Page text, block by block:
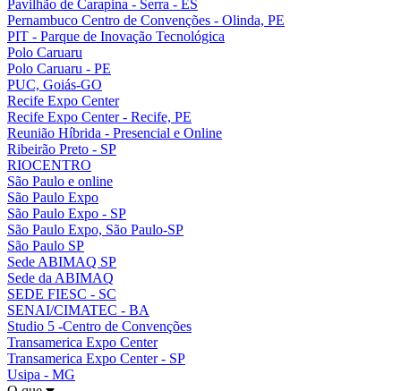
Pavilhão de Carapina - Serra - ES
Pernambuco Centro de Convenções - Olinda, PE
PIT - Parque de Inovação Tecnológica
Polo Caruaru
Polo Caruaru - PE
PUC, Goiás-GO
Recife Expo Center
Recife Expo Center - Recife, PE
Reunião Híbrida - Presencial e Online
Ribeirão Preto - SP
RIOCENTRO
São Paulo e online
São Paulo Expo
São Paulo Expo - SP
São Paulo Expo, São Paulo-SP
São Paulo SP
Sede ABIMAQ SP
Sede da ABIMAQ
SEDE FIESC - SC
SENAI/CIMATEC - BA
Studio 5 -Centro de Convenções
Transamerica Expo Center
Transamerica Expo Center - SP
Usipa - MG